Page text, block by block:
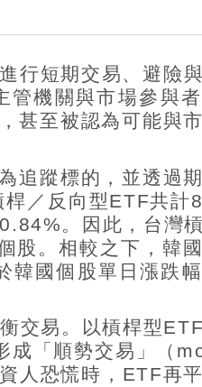
行短期交易、避險
管機關與市場參與
甚至被認為可能與
追蹤標的，並透過
桿／反向型ETF共計8
。因此，台灣
股。相較之下，韓
韓國個股單日漲跌
交易。以槓桿型
成「順勢交易」（
人恐慌時， ETF再